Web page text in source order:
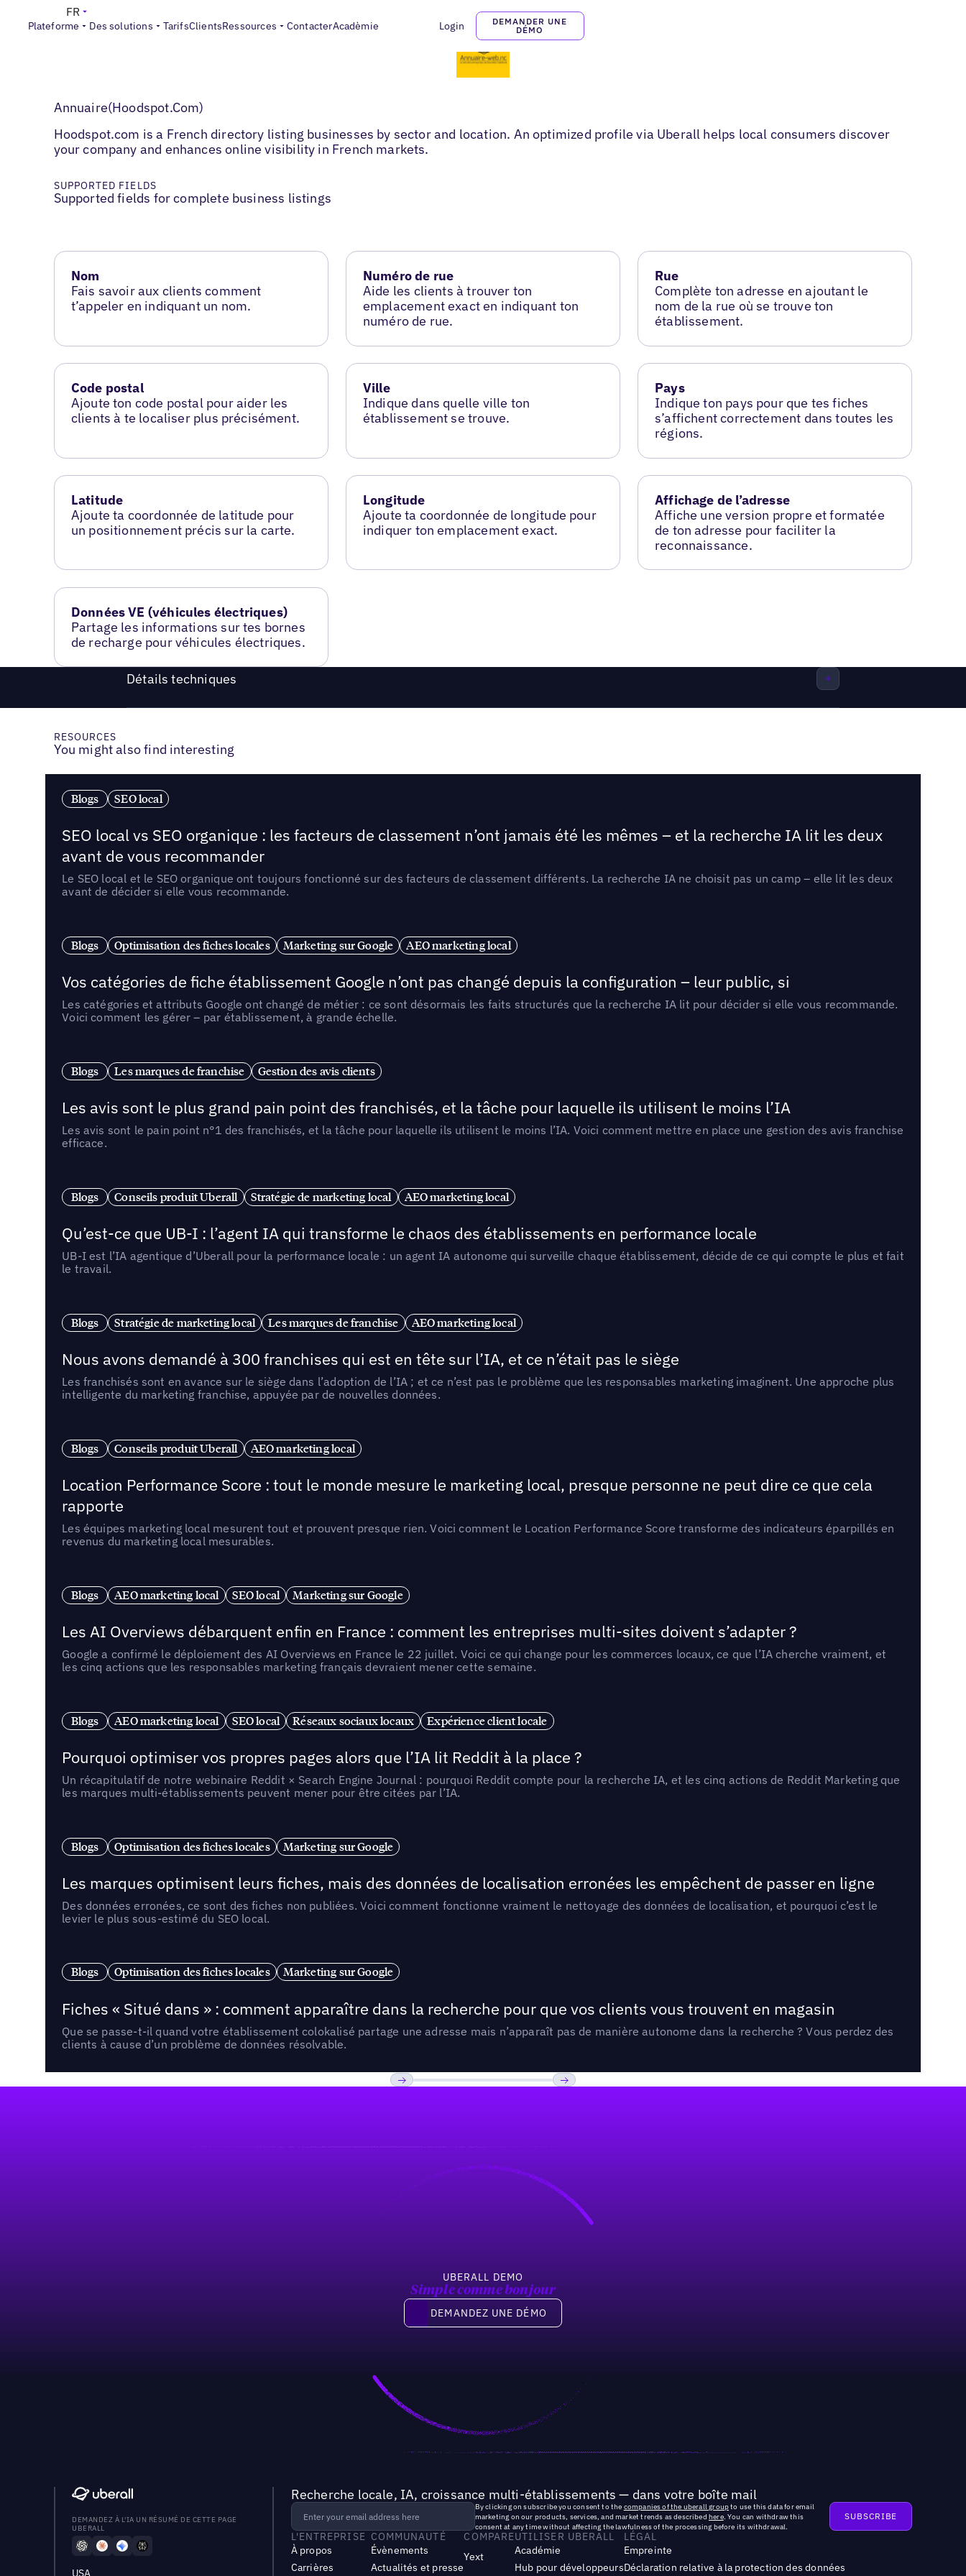
Plateforme Des solutions TarifsClientsRessources ContacterAcadèmie Login
DEMANDER UNE
DÉMO
FR
Annuaire(Hoodspot.Com)
Hoodspot.com is a French directory listing businesses by sector and location. An optimized profile via Uberall helps local consumers discover
your company and enhances online visibility in French markets.
SUPPORTED FIELDS
Supported fields for complete business listings
Nom
Fais savoir aux clients comment
t’appeler en indiquant un nom.
Numéro de rue
Aide les clients à trouver ton
emplacement exact en indiquant ton
numéro de rue.
Rue
Complète ton adresse en ajoutant le
nom de la rue où se trouve ton
établissement.
Code postal
Ajoute ton code postal pour aider les
clients à te localiser plus précisément.
Ville
Indique dans quelle ville ton
établissement se trouve.
Pays
Indique ton pays pour que tes fiches
s’affichent correctement dans toutes les
régions.
Latitude
Ajoute ta coordonnée de latitude pour
un positionnement précis sur la carte.
Longitude
Ajoute ta coordonnée de longitude pour
indiquer ton emplacement exact.
Affichage de l’adresse
Affiche une version propre et formatée
de ton adresse pour faciliter la
reconnaissance.
Données VE (véhicules électriques)
Partage les informations sur tes bornes
de recharge pour véhicules électriques.
Détails techniques
RESOURCES
You might also find interesting
Blogs SEO local
SEO local vs SEO organique : les facteurs de classement n’ont jamais été les mêmes – et la recherche IA lit les deux
avant de vous recommander
Le SEO local et le SEO organique ont toujours fonctionné sur des facteurs de classement différents. La recherche IA ne choisit pas un camp – elle lit les deux
avant de décider si elle vous recommande.
Blogs Optimisation des fiches locales Marketing sur Google AEO marketing local
Vos catégories de fiche établissement Google n’ont pas changé depuis la configuration – leur public, si
Les catégories et attributs Google ont changé de métier : ce sont désormais les faits structurés que la recherche IA lit pour décider si elle vous recommande.
Voici comment les gérer – par établissement, à grande échelle.
Blogs Les marques de franchise Gestion des avis clients
Les avis sont le plus grand pain point des franchisés, et la tâche pour laquelle ils utilisent le moins l’IA
Les avis sont le pain point n°1 des franchisés, et la tâche pour laquelle ils utilisent le moins l’IA. Voici comment mettre en place une gestion des avis franchise
efficace.
Blogs Conseils produit Uberall Stratégie de marketing local AEO marketing local
Qu’est-ce que UB-I : l’agent IA qui transforme le chaos des établissements en performance locale
UB-I est l’IA agentique d’Uberall pour la performance locale : un agent IA autonome qui surveille chaque établissement, décide de ce qui compte le plus et fait
le travail.
Blogs Stratégie de marketing local Les marques de franchise AEO marketing local
Nous avons demandé à 300 franchises qui est en tête sur l’IA, et ce n’était pas le siège
Les franchisés sont en avance sur le siège dans l’adoption de l’IA ; et ce n’est pas le problème que les responsables marketing imaginent. Une approche plus
intelligente du marketing franchise, appuyée par de nouvelles données.
Blogs Conseils produit Uberall AEO marketing local
Location Performance Score : tout le monde mesure le marketing local, presque personne ne peut dire ce que cela
rapporte
Les équipes marketing local mesurent tout et prouvent presque rien. Voici comment le Location Performance Score transforme des indicateurs éparpillés en
revenus du marketing local mesurables.
Blogs AEO marketing local SEO local Marketing sur Google
Les AI Overviews débarquent enfin en France : comment les entreprises multi-sites doivent s’adapter ?
Google a confirmé le déploiement des AI Overviews en France le 22 juillet. Voici ce qui change pour les commerces locaux, ce que l’IA cherche vraiment, et
les cinq actions que les responsables marketing français devraient mener cette semaine.
Blogs AEO marketing local SEO local Réseaux sociaux locaux Expérience client locale
Pourquoi optimiser vos propres pages alors que l’IA lit Reddit à la place ?
Un récapitulatif de notre webinaire Reddit × Search Engine Journal : pourquoi Reddit compte pour la recherche IA, et les cinq actions de Reddit Marketing que
les marques multi-établissements peuvent mener pour être citées par l’IA.
Blogs Optimisation des fiches locales Marketing sur Google
Les marques optimisent leurs fiches, mais des données de localisation erronées les empêchent de passer en ligne
Des données erronées, ce sont des fiches non publiées. Voici comment fonctionne vraiment le nettoyage des données de localisation, et pourquoi c’est le
levier le plus sous-estimé du SEO local.
Blogs Optimisation des fiches locales Marketing sur Google
Fiches « Situé dans » : comment apparaître dans la recherche pour que vos clients vous trouvent en magasin
Que se passe-t-il quand votre établissement colokalisé partage une adresse mais n’apparaît pas de manière autonome dans la recherche ? Vous perdez des
clients à cause d’un problème de données résolvable.
UBERALL DEMO
Simple comme bonjour
Demandez une démo
DEMANDEZ UNE DÉMO
DEMANDEZ À L'IA UN RÉSUMÉ DE CETTE PAGE
UBERALL
USA
Recherche locale, IA, croissance multi-établissements — dans votre boîte mail
By clicking on subscribe you consent to the companies of the uberall groupto use this data for email
marketing on our products, services, and market trends as described here. You can withdraw this
consent at any time without affecting the lawfulness of the processing before its withdrawal.
L'ENTREPRISE
À propos
Carrières
COMMUNAUTÉ
Évènements
Actualités et presse
COMPARE
Yext
UTILISER UBERALL
Académie
Hub pour développeurs
LÉGAL
Empreinte
Déclaration relative à la protection des données